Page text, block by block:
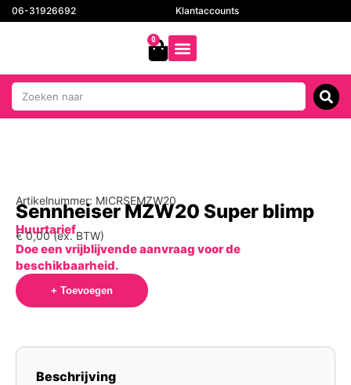
06-31926692 Klantaccounts
0
Artikelnummer: MICRSEMZW20
Sennheiser MZW20 Super blimp
Huurtarief
€0,00(ex. BTW)
Doe een vrijblijvende aanvraag voor de
beschikbaarheid.
+ Toevoegen
Beschrijving